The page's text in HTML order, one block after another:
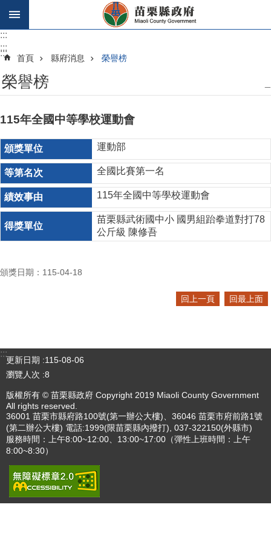
跳到主要內容區塊
:::
:::
::: 首頁 縣府消息 榮譽榜
榮譽榜
115年全國中等學校運動會
運動部
全國比賽第一名
115年全國中等學校運動會
苗栗縣武術國中小 國男組跆拳道對打78
公斤級 陳修吾
頒獎日期：115-04-18
回上一頁 回最上面
:::
更新日期
115-08-06
瀏覽人次 8
版權所有 © 苗栗縣政府 Copyright 2019 Miaoli County Government
All rights reserved.
36001 苗栗市縣府路100號(第一辦公大樓)、36046 苗栗市府前路1號
(第二辦公大樓) 電話:1999(限苗栗縣內撥打), 037-322150(外縣市)
服務時間：上午8:00~12:00、13:00~17:00（彈性上班時間：上午
8:00~8:30）